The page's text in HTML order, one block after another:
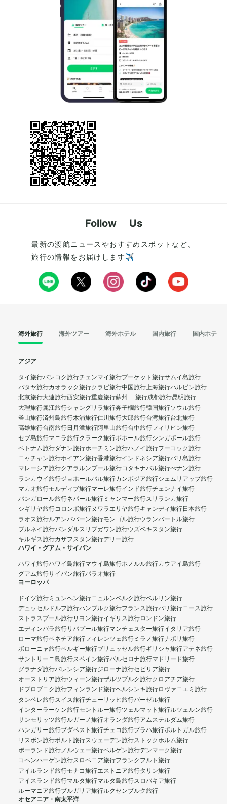
Follow Us
最新の渡航ニュースやおすすめスポットなど、
旅行の情報をお届けします✈️
海外旅行 海外ツアー 海外ホテル 国内旅行 国内ホテル
アジア
タイ旅行バンコク旅行チェンマイ旅行プーケット旅行サムイ島旅行
パタヤ旅行カオラック旅行クラビ旅行中国旅行上海旅行ハルビン旅行
北京旅行大連旅行西安旅行重慶旅行蘇州 旅行成都旅行昆明旅行
大理旅行麗江旅行シャングリラ旅行奔子欄旅行韓国旅行ソウル旅行
釜山旅行済州島旅行木浦旅行仁川旅行大邱旅行台湾旅行台北旅行
高雄旅行台南旅行日月潭旅行阿里山旅行台中旅行フィリピン旅行
セブ島旅行マニラ旅行クラーク旅行ボホール旅行シンガポール旅行
ベトナム旅行ダナン旅行ホーチミン旅行ハノイ旅行フーコック旅行
ニャチャン旅行ホイアン旅行香港旅行インドネシア旅行バリ島旅行
マレーシア旅行クアラルンプール旅行コタキナバル旅行ぺナン旅行
ランカウイ旅行ジョホールバル旅行カンボジア旅行シェムリアップ旅行
マカオ旅行モルディブ旅行マーレ旅行インド旅行チェンナイ旅行
バンガロール旅行ネパール旅行 ミャンマー旅行スリランカ旅行
シギリヤ旅行コロンボ旅行ヌワラエリヤ旅行キャンディ旅行日本旅行
ラオス旅行ルアンパバーン旅行モンゴル旅行ウランバートル旅行
ブルネイ旅行バンダルスリブガワン旅行ウズベキスタン旅行
キルギス旅行カザフスタン旅行デリー旅行
ハワイ・グアム・サイパン
ハワイ旅行ハワイ島旅行マウイ島旅行ホノルル旅行カウアイ島旅行
グアム旅行サイパン旅行パラオ旅行
ヨーロッパ
ドイツ旅行 ミュンヘン旅行ニュルンベルク旅行ベルリン旅行
デュッセルドルフ旅行ハンブルク旅行フランス旅行パリ旅行ニース旅行
ストラスブール旅行リヨン旅行イギリス旅行ロンドン旅行
エディンバラ旅行リバプール旅行マンチェスター旅行イタリア旅行
ローマ旅行ベネチア旅行フィレンツェ旅行 ミラノ旅行ナポリ旅行
ボローニャ旅行ベルギー旅行ブリュッセル旅行ギリシャ旅行アテネ旅行
サントリーニ島旅行スペイン旅行バルセロナ旅行マドリード旅行
グラナダ旅行バレンシア旅行ジローナ旅行セビリア旅行
オーストリア旅行ウィーン旅行ザルツブルク旅行クロアチア旅行
ドブロブニク旅行フィンランド旅行ヘルシンキ旅行ロヴァニエミ旅行
タンペレ旅行スイス旅行チューリッヒ旅行バーゼル旅行
インターラーケン旅行モントルー旅行ツェルマット旅行ルツェルン旅行
サンモリッツ旅行ルガーノ旅行オランダ旅行アムステルダム旅行
ハンガリー旅行ブダペスト旅行チェコ旅行プラハ旅行ポルトガル旅行
リスボン旅行ポルト旅行スウェーデン旅行ストックホルム旅行
ポーランド旅行ノルウェー旅行ベルゲン旅行デンマーク旅行
コペンハーゲン旅行スロベニア旅行フランクフルト旅行
アイルランド旅行モナコ旅行エストニア旅行タリン旅行
アイスランド旅行マルタ旅行マルタ島旅行スロバキア旅行
ルーマニア旅行ブルガリア旅行ルクセンブルク旅行
オセアニア・南太平洋